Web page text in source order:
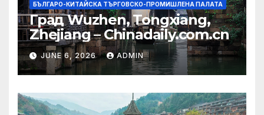
БЪЛГАРО-КИТАЙСКА ТЪРГОВСКО-ПРОМИШЛЕНА ПАЛАТА
Град Wuzhen, Tongxiang,
Zhejiang – Chinadaily.com.cn
JUNE 6, 2026 ADMIN